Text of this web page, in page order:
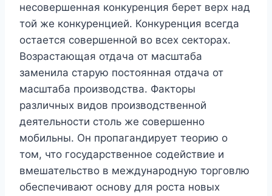
несовершенная конкуренция берет верх над
той же конкуренцией. Конкуренция всегда
остается совершенной во всех секторах.
Возрастающая отдача от масштаба
заменила старую постоянная отдача от
масштаба производства. Факторы
различных видов производственной
деятельности столь же совершенно
мобильны. Он пропагандирует теорию о
том, что государственное содействие и
вмешательство в международную торговлю
обеспечивают основу для роста новых